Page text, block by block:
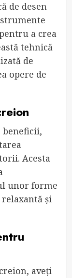
de desen
a crea
tehnică
de
opere de
Acesta
unor forme
și
aveți